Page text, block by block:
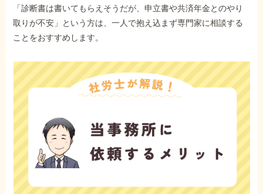
「診断書は書いてもらえそうだが、申立書や共済年金とのやり
取りが不安」という方は、一人で抱え込まず専門家に相談する
ことをおすすめします。